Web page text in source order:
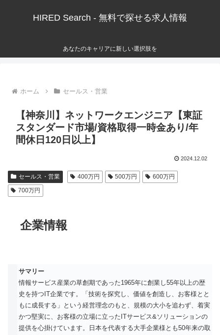
HIRED Search - 無料で探せる求人情報
あなたのキャリアに新しい選択肢を
ホーム セールス・営業
【神奈川】ネットワークエンジニア【東証
スタンダード市場/資格取得一時金あり/年
間休日120日以上】
2024.12.02
セールス・営業 400万円 500万円
600万円
700万円
企業情報
サマリー
情報サービス産業の草創期であった1965年に創業し55年以上の歴
史を持つIT企業です。「技術を探究し、価値を創造し、お客様とと
もに成長する」という経営理念のもと、規模の大小を追わず、着実
かつ堅実に、お客様の立場に立ったITサービス&ソリューションの
提供を心掛けています。日本を代表する大手企業様とも50年来の取